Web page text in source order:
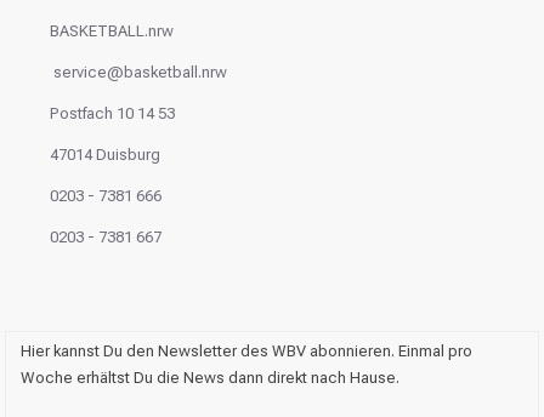
BASKETBALL.nrw
service@basketball.nrw
Postfach 10 14 53
47014 Duisburg
0203 - 7381 666
0203 - 7381 667
Hier kannst Du den Newsletter des WBV abonnieren. Einmal pro
Woche erhältst Du die News dann direkt nach Hause.